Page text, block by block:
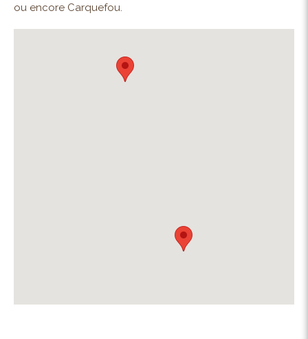
ou encore Carquefou.